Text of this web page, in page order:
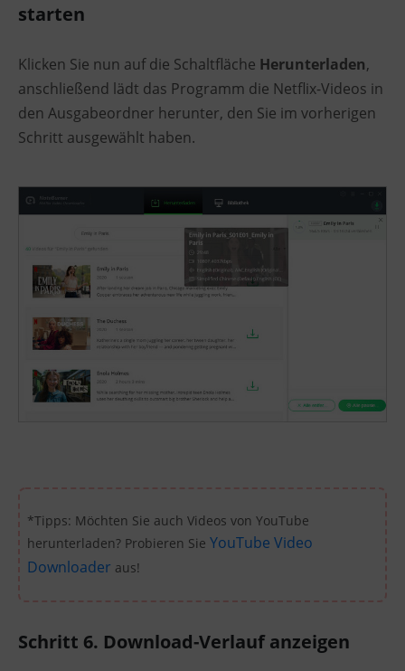
starten
Klicken Sie nun auf die Schaltfläche Herunterladen,
anschließend lädt das Programm die Netflix-Videos in
den Ausgabeordner herunter, den Sie im vorherigen
Schritt ausgewählt haben.
*Tipps: Möchten Sie auch Videos von YouTube
herunterladen? Probieren Sie YouTube Video
Downloader aus!
Schritt 6. Download-Verlauf anzeigen